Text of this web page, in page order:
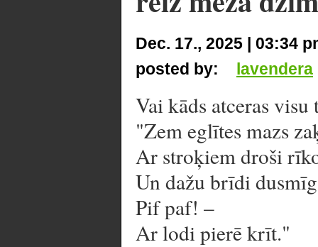
Dec. 17., 2025 | 03:34
posted by:
lavendera
Vai kāds atceras
"Zem eglītes mazs
Ar stroķiem droši
Un dažu brīdi
Pif paf! –
Ar lodi pierē krīt."